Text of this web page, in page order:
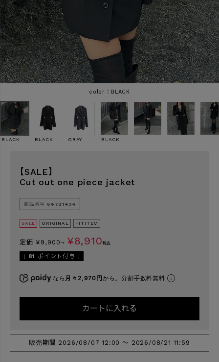
カラー
価格（税込）
〜
在庫なし商品
表示する 表示しない
BLACK
BLACK BLACK GRAY BLACK
【SALE】
Cut out one piece jacket
商品番号 64721434
SALE ORIGINAL HITITEM
定価 ¥ 9,900→ ¥8,910 税込
[ 81 ポイント付与 ]
なら 月々2,970円から。分割手数料無料
カートに入れる
販売期間 2026/08/07 12:00〜 2026/08/21 11:59